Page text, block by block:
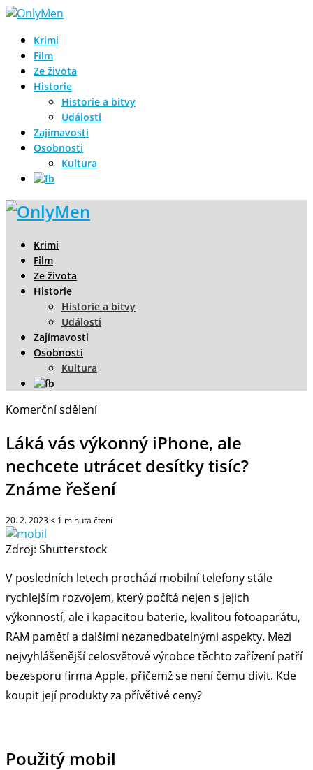
Krimi
Film
Ze života
Historie
Historie a bitvy
Události
Zajímavosti
Osobnosti
Kultura
Krimi
Film
Ze života
Historie
Historie a bitvy
Události
Zajímavosti
Osobnosti
Kultura
Komerční sdělení
Láká vás výkonný iPhone, ale
nechcete utrácet desítky tisíc?
Známe řešení
20. 2. 2023< 1 minuta čtení
Zdroj: Shutterstock
V posledních letech prochází mobilní telefony stále
rychlejším rozvojem, který počítá nejen s jejich
výkonností, ale i kapacitou baterie, kvalitou fotoaparátu,
RAM pamětí a dalšími nezanedbatelnými aspekty. Mezi
nejvyhlášenější celosvětové výrobce těchto zařízení patří
bezesporu firma Apple, přičemž se není čemu divit. Kde
koupit její produkty za přívětivé ceny?
Použitý mobil